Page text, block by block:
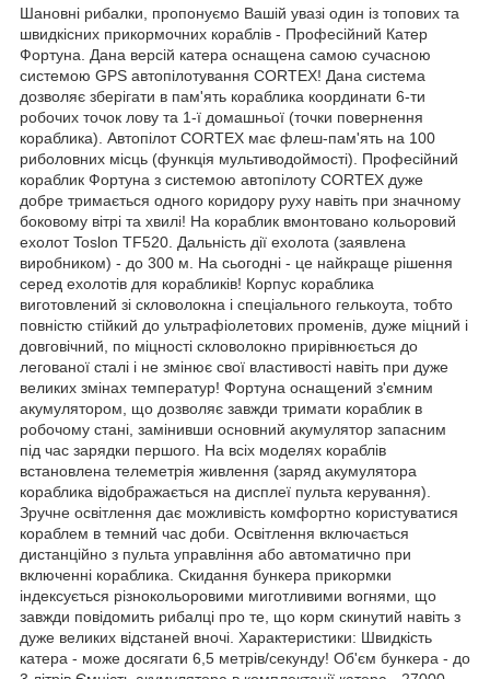
Шановні рибалки, пропонуємо Вашій увазі один із топових та
швидкісних прикормочних кораблів - Професійний Катер
Фортуна. Дана версій катера оснащена самою сучасною
системою GPS автопілотування CORTEX! Дана система
дозволяє зберігати в пам'ять кораблика координати 6-ти
робочих точок лову та 1-ї домашньої (точки повернення
кораблика). Автопілот CORTEX має флеш-пам'ять на 100
риболовних місць (функція мультиводоймості). Професійний
кораблик Фортуна з системою автопілоту CORTEX дуже
добре тримається одного коридору руху навіть при значному
боковому вітрі та хвилі! На кораблик вмонтовано кольоровий
ехолот Toslon TF520. Дальність дії ехолота (заявлена
виробником) - до 300 м. На сьогодні - це найкраще рішення
серед ехолотів для корабликів! Корпус кораблика
виготовлений зі скловолокна і спеціального гелькоута, тобто
повністю стійкий до ультрафіолетових променів, дуже міцний і
довговічний, по міцності скловолокно прирівнюється до
легованої сталі і не змінює свої властивості навіть при дуже
великих змінах температур! Фортуна оснащений з'ємним
акумулятором, що дозволяє завжди тримати кораблик в
робочому стані, замінивши основний акумулятор запасним
під час зарядки першого. На всіх моделях кораблів
встановлена телеметрія живлення (заряд акумулятора
кораблика відображається на дисплеї пульта керування).
Зручне освітлення дає можливість комфортно користуватися
кораблем в темний час доби. Освітлення включається
дистанційно з пульта управління або автоматично при
включенні кораблика. Скидання бункера прикормки
індексується різнокольоровими миготливими вогнями, що
завжди повідомить рибалці про те, що корм скинутий навіть з
дуже великих відстаней вночі. Характеристики: Швидкість
катера - може досягати 6,5 метрів/секунду! Об'єм бункера - до